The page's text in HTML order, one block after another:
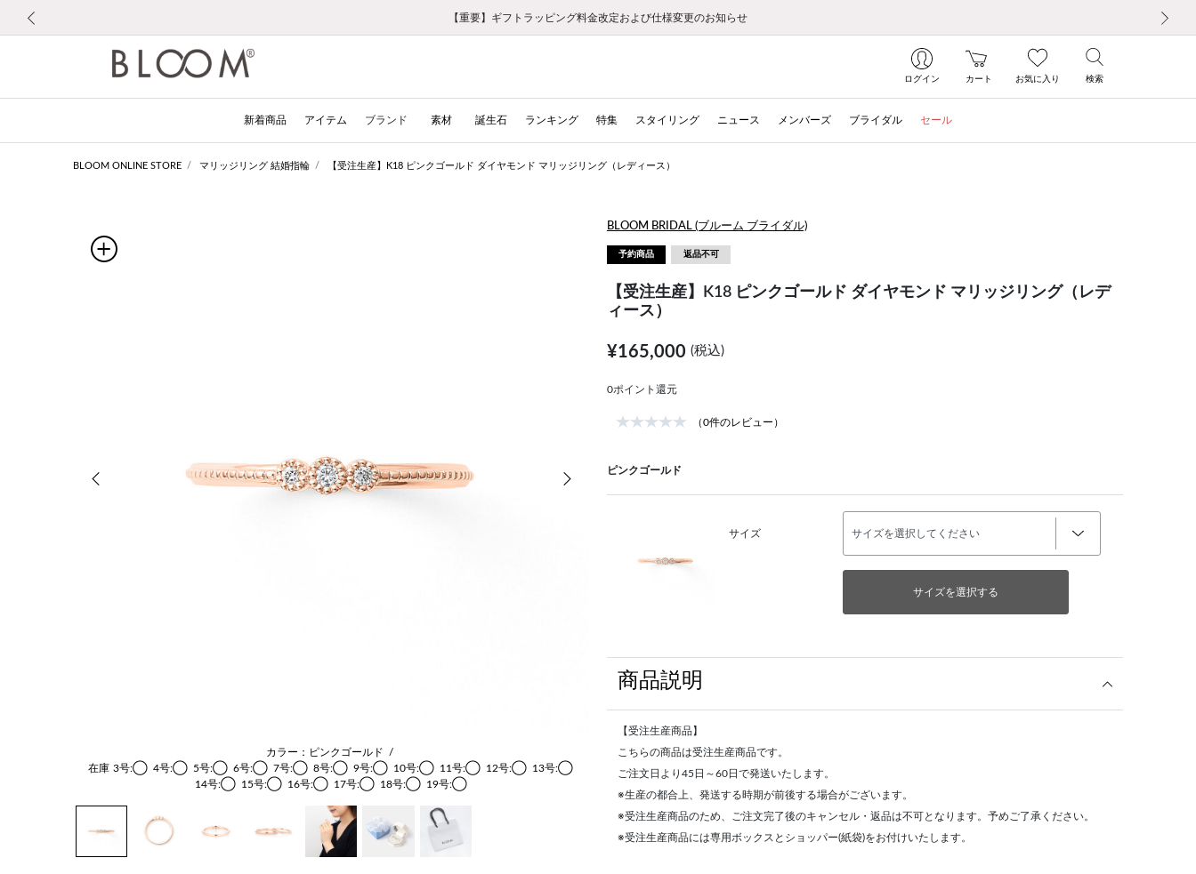
お修理・アフターサービスのご案内
【重要】令和８年熊本地震に伴う集配への影響について
【重要】ギフトラッピング料金改定および仕様変更のお知らせ
【重要】夏季休業の営業についてのご案内
税込5,500円以上で送料無料｜最短24時間以内に発送
新規会員登録で1000ポイントプレゼント！
新規LINE友だち登録で500円クーポンプレゼント
会員限定！レビュー投稿で100ポイントプレゼント
お修理・アフターサービスのご案内
【重要】令和８年熊本地震に伴う集配への影響について
ログイン カート お気に入り 検索
新着商品 アイテム ブランド 素材 誕生石 ランキング 特集 スタイリング ニュース メンバーズ ブライダル セール
BLOOM ONLINE STORE マリッジリング 結婚指輪 【受注生産】K18 ピンクゴールド ダイヤモンド マリッジリング（レディース）
次の画像
カラー：ピンクゴールド
/
在庫 3号:◯ 4号:◯ 5号:◯ 6号:◯ 7号:◯ 8号:◯ 9号:◯ 10号:◯ 11号:◯ 12号:◯ 13号:◯
14号:◯ 15号:◯ 16号:◯ 17号:◯ 18号:◯ 19号:◯
BLOOM BRIDAL (ブルーム ブライダル)
予約商品 返品不可
【受注生産】K18 ピンクゴールド ダイヤモンド マリッジリング（レデ
ィース）
¥165,000 (税込)
0ポイント還元
（0件のレビュー）
ピンクゴールド
サイズ
サイズを選択する
商品説明
【受注生産商品】
こちらの商品は受注生産商品です。
ご注文日より45日～60日で発送いたします。
※生産の都合上、発送する時期が前後する場合がございます。
※受注生産商品のため、ご注文完了後のキャンセル・返品は不可となります。予めご了承ください。
※受注生産商品には専用ボックスとショッパー(紙袋)をお付けいたします。